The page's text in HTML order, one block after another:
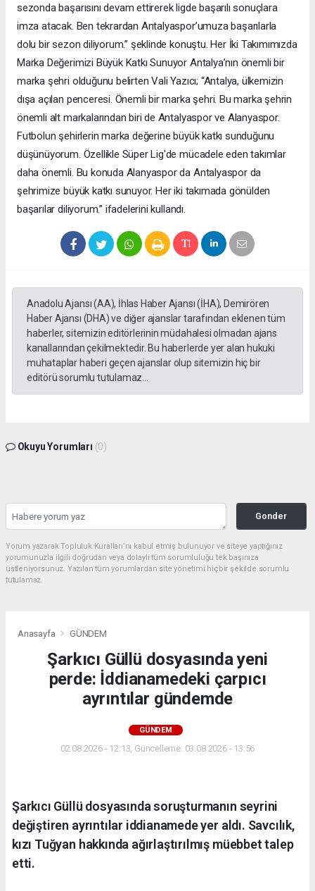
sezonda başarısını devam ettirerek ligde başarılı sonuçlara
imza atacak. Ben tekrardan Antalyaspor’umuza başarılarla
dolu bir sezon diliyorum.” şeklinde konuştu. Her İki Takımımızda
Marka Değerimizi Büyük Katkı Sunuyor Antalya’nın önemli bir
marka şehri olduğunu belirten Vali Yazıcı; “Antalya, ülkemizin
dışa açılan penceresi. Önemli bir marka şehri. Bu marka şehrin
önemli alt markalarından biri de Antalyaspor ve Alanyaspor.
Futbolun şehirlerin marka değerine büyük katkı sunduğunu
düşünüyorum. Özellikle Süper Lig'de mücadele eden takımlar
daha önemli. Bu konuda Alanyaspor da Antalyaspor da
şehrimize büyük katkı sunuyor. Her iki takımada gönülden
başarılar diliyorum.” ifadelerini kullandı.
Anadolu Ajansı (AA), İhlas Haber Ajansı (İHA), Demirören
Haber Ajansı (DHA) ve diğer ajanslar tarafından eklenen tüm
haberler, sitemizin editörlerinin müdahalesi olmadan ajans
kanallarından çekilmektedir. Bu haberlerde yer alan hukuki
muhataplar haberi geçen ajanslar olup sitemizin hiç bir
editörü sorumlu tutulamaz...
Okuyu Yorumları (0)
Gonder
Yorum yazarak Topluluk Kuralları’nı kabul etmiş bulunuyor ve siteye yaptığınız
yorumunuzla ilgili doğrudan veya dolaylı tüm sorumluluğu tek başınıza
üstleniyorsunuz. Yazılan tüm yorumlardan site yönetimi hiçbir şekilde sorumlu
tutulamaz.
Anasayfa GÜNDEM
Şarkıcı Güllü dosyasında yeni
perde: İddianamedeki çarpıcı
ayrıntılar gündemde
GÜNDEM
02.08.2026 - 12:13, Güncelleme: 03.08.2026 - 13:56
Şarkıcı Güllü dosyasında soruşturmanın seyrini
değiştiren ayrıntılar iddianamede yer aldı. Savcılık,
kızı Tuğyan hakkında ağırlaştırılmış müebbet talep
etti.